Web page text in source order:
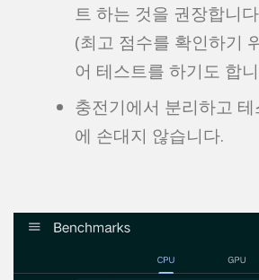
트 하는 것을 권장합니
(최고 점수를 확인하기
어 테스트를 하기도 합
충전기에서 분리하고
에 손대지 않습니다.